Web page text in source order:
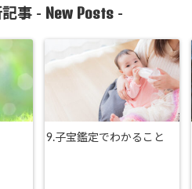
事 - New Posts -
9.子宝鑑定でわかること